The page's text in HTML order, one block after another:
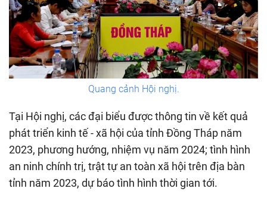
Quang cảnh Hội nghị.
Tại Hội nghị, các đại biểu được thông tin về kết quả
phát triển kinh tế - xã hội của tỉnh Đồng Tháp năm
2023, phương hướng, nhiệm vụ năm 2024; tình hình
an ninh chính trị, trật tự an toàn xã hội trên địa bàn
tỉnh năm 2023, dự báo tình hình thời gian tới.